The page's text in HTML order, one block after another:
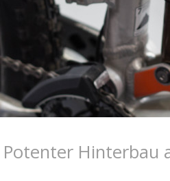
Hinterbau